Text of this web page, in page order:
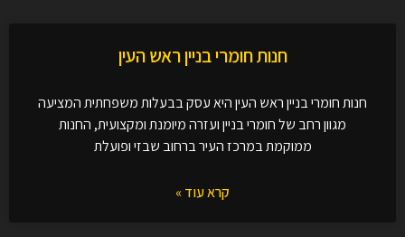
חנות חומרי בניין ראש העין
חנות חומרי בניין ראש העין היא עסק בבעלות משפחתית המציעה
מגוון רחב של חומרי בניין ועזרה מיומנת ומקצועית, החנות
ממוקמת במרכז העיר ברחוב שבזי ופועלת
קרא עוד »